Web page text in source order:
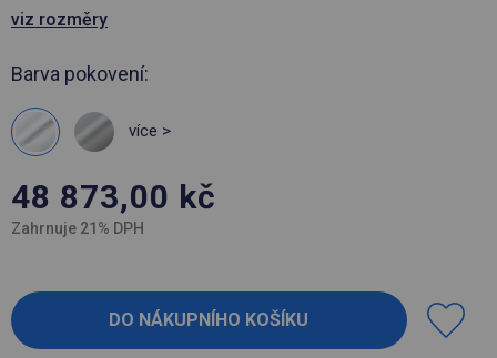
viz rozměry
Barva pokovení:
více >
48 873,00 kč
Zahrnuje 21% DPH